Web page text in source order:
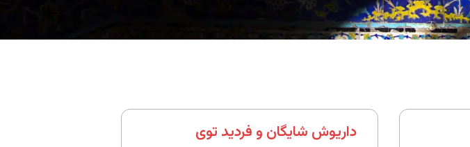
داریوش شایگان و فردید توی